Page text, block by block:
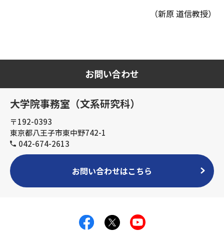
（新原 道信教授）
お問い合わせ
大学院事務室（文系研究科）
〒192-0393
東京都八王子市東中野742-1
042-674-2613
お問い合わせはこちら